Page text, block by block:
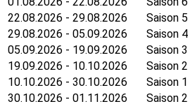
22.08.2026 - 29.08.2026
Saison 5
29.08.2026 - 05.09.2026
Saison 4
05.09.2026 - 19.09.2026
Saison 3
19.09.2026 - 10.10.2026
Saison 2
10.10.2026 - 30.10.2026
Saison 1
30.10.2026 - 01.11.2026
Saison 2